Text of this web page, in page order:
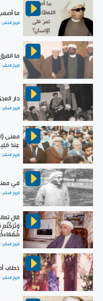
ما
تاريخ النشر :
ما
تاريخ النشر :
دار
تاريخ النشر :
معنى
عِندَ
تاريخ النشر :
في
تاريخ النشر :
قال
تاريخ النشر :
خطاب
تاريخ النشر :